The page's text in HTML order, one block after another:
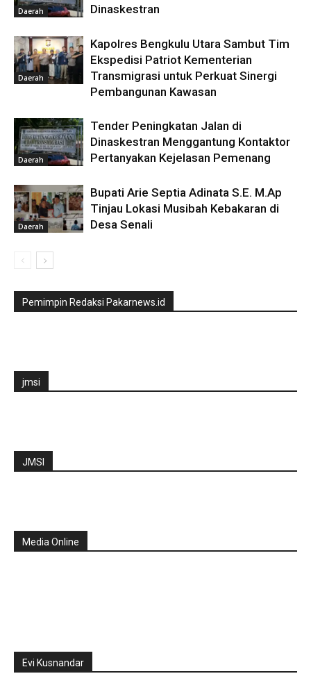
Daerah
Dinaskestran
Daerah
Kapolres Bengkulu Utara Sambut Tim
Ekspedisi Patriot Kementerian
Transmigrasi untuk Perkuat Sinergi
Pembangunan Kawasan
Daerah
Tender Peningkatan Jalan di
Dinaskestran Menggantung Kontaktor
Pertanyakan Kejelasan Pemenang
Daerah
Bupati Arie Septia Adinata S.E. M.Ap
Tinjau Lokasi Musibah Kebakaran di
Desa Senali
Pemimpin Redaksi Pakarnews.id
jmsi
JMSI
Media Online
Evi Kusnandar